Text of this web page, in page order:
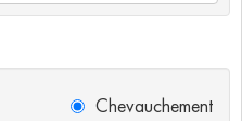
Chevauchement